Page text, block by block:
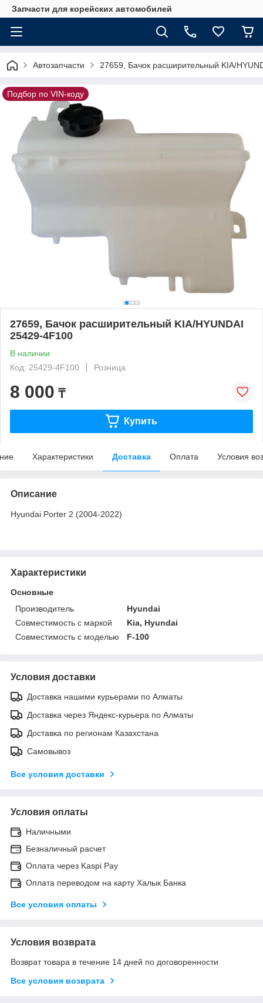
Запчасти для корейских автомобилей
Автозапчасти 27659, Бачок расширительный KIA/
Подбор по VIN-коду
27659, Бачок расширительный KIA/HYUNDAI
25429-4F100
В наличии
Код: 25429-4F100
Розница
8 000 ₸
Купить
Характеристики Доставка Оплата Условия
Описание
Hyundai Porter 2 (2004-2022)
Характеристики
Основные
Производитель
Hyundai
Совместимость с маркой
Kia, Hyundai
Совместимость с моделью
F-100
Условия доставки
Доставка нашими курьерами по Алматы
Доставка через Яндекс-курьера по Алматы
Доставка по регионам Казахстана
Самовывоз
Все условия доставки
Условия оплаты
Наличными
Безналичный расчет
Оплата через Kaspi Pay
Оплата переводом на карту Халык Банка
Все условия оплаты
Условия возврата
Возврат товара в течение 14 дней по договоренности
Все условия возврата